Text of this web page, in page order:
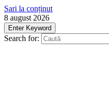
Sari la conținut
8 august 2026
Enter Keyword
Search for: